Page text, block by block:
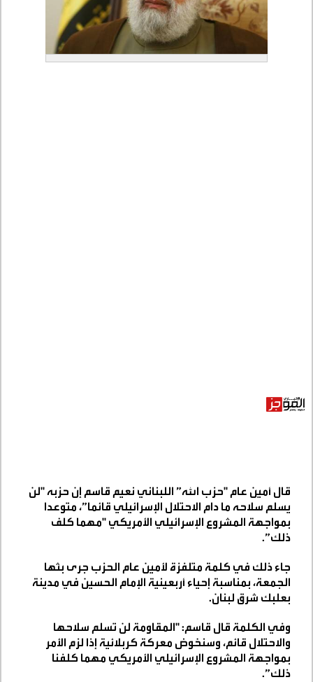
قال أمين عام "حزب الله” اللبناني نعيم قاسم إن حزبه "لن
يسلم سلاحه ما دام الاحتلال الإسرائيلي قائما”، متوعدا
بمواجهة المشروع الإسرائيلي الأمريكي "مهما كلف
ذلك”.
جاء ذلك في كلمة متلفزة لأمين عام الحزب جرى بثها
الجمعة، بمناسبة إحياء أربعينية الإمام الحسين في مدينة
بعلبك شرق لبنان.
وفي الكلمة قال قاسم: "المقاومة لن تسلم سلاحها
والاحتلال قائم، وسنخوض معركة كربلائية إذا لزم الأمر
بمواجهة المشروع الإسرائيلي الأمريكي مهما كلفنا
ذلك”.